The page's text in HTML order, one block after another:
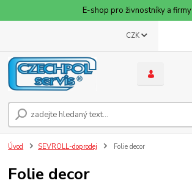
E-shop pro živnostníky a firmy
CZK
Úvod SEVROLL-doprodej Folie decor
Folie decor